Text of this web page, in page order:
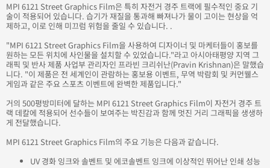
MPI 6121 Street Graphics Film은 특히 자전거 경주 트랙에 필수적인 중요 기
술이 적용되어 있습니다. 습기가 재질을 통과해 빠져나가 물이 고이는 현상을 억
제하고, 이로 인해 미끄럼 위험을 줄일 수 있습니다. .
"MPI 6121 Street Graphics Film을 사용하여 디자이너 및 마케터들이 홍보를
원하는 모든 위치에 사인물을 설치할 수 있었습니다."라고 아시아태평양 지역 그
래픽 및 반사 제품 사업부 관리자인 프라빈 크리쉬난(Pravin Krishnan)은 말했습
니다. "이 제품은 전 세계인이 관람하는 홍보용 이벤트, 무역 박람회 및 커먼웰스
게임과 같은 주요 스포츠 이벤트에 완벽한 제품입니다."
거의 500평방미터에 달하는 MPI 6121 Street Graphics Film이 자전거 경주 트
랙 데칼에 적용되어 선수들이 보여주는 박진감과 함께 멋진 거리 그래픽을 생생하
게 전달했습니다.
MPI 6121 Street Graphics Film의 주요 기능은 다음과 같습니다.
UV 경화 잉크와 솔벤트 및 에코솔벤트 잉크에 이상적인 뛰어난 인쇄 성능